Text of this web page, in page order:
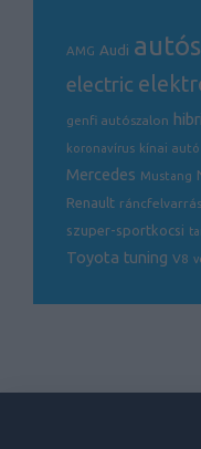
AMG Audi
electric
genfi autószalon
koronavírus kínai autó
Mercedes Mustang
Renault ráncfelvarrás
szuper-sportkocsi
Toyota tuning V8